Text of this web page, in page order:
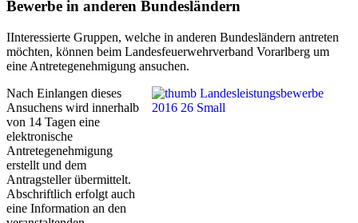
Bewerbe in anderen Bundesländern
IInteressierte Gruppen, welche in anderen Bundesländern antreten
möchten, können beim Landesfeuerwehrverband Vorarlberg um
eine Antretegenehmigung ansuchen.
Nach Einlangen dieses
Ansuchens wird innerhalb
von 14 Tagen eine
elektronische
Antretegenehmigung
erstellt und dem
Antragsteller übermittelt.
Abschriftlich erfolgt auch
eine Information an den